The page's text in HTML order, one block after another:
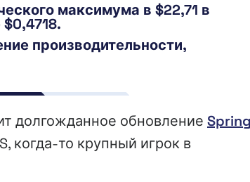
максимума в $22,71 в
производительности,
долгожданное обновление
когда-то крупный игрок в